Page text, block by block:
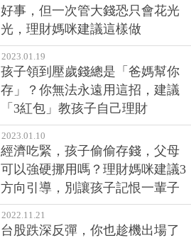
好事，但一次管大錢恐只會花光
光，理財媽咪建議這樣做
2023.01.19
孩子領到壓歲錢總是「爸媽幫你
存」？你無法永遠用這招，建議
「3紅包」教孩子自己理財
2023.01.10
經濟吃緊，孩子偷偷存錢，父母
可以強硬挪用嗎？理財媽咪建議3
方向引導，別讓孩子記恨一輩子
2022.11.21
台股跌深反彈，你也趁機出場了